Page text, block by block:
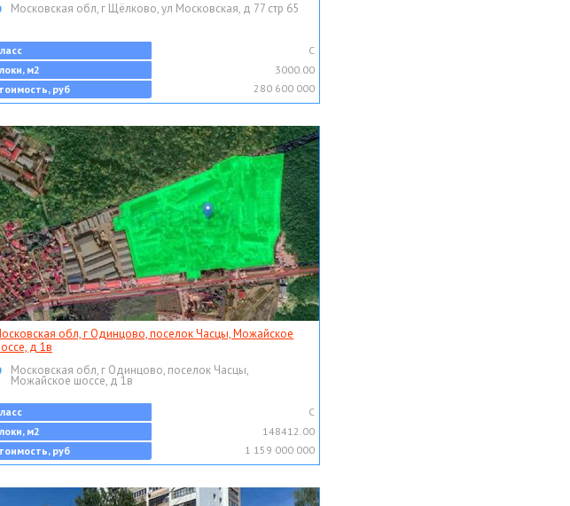
Московская обл, г Щёлково, ул Московская, д 77 стр 65
C
м2
3000.00
руб
280 600 000
обл, г Одинцово, поселок Часцы, Можайское
д 1в
Московская обл, г Одинцово, поселок Часцы,
Можайское шоссе, д 1в
C
м2
148412.00
руб
1 159 000 000